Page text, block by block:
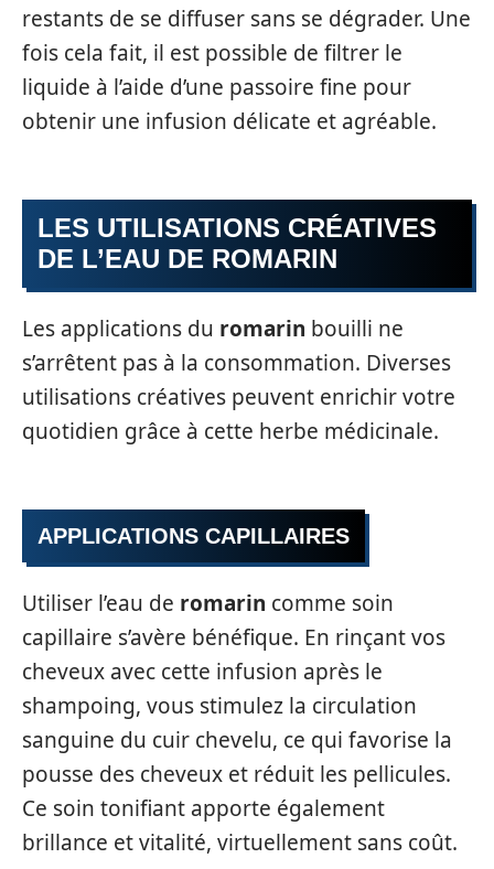
restants de se diffuser sans se dégrader. Une
fois cela fait, il est possible de filtrer le
liquide à l’aide d’une passoire fine pour
obtenir une infusion délicate et agréable.
LES UTILISATIONS CRÉATIVES
DE L’EAU DE ROMARIN
Les applications du romarin bouilli ne
s’arrêtent pas à la consommation. Diverses
utilisations créatives peuvent enrichir votre
quotidien grâce à cette herbe médicinale.
APPLICATIONS CAPILLAIRES
Utiliser l’eau de romarin comme soin
capillaire s’avère bénéfique. En rinçant vos
cheveux avec cette infusion après le
shampoing, vous stimulez la circulation
sanguine du cuir chevelu, ce qui favorise la
pousse des cheveux et réduit les pellicules.
Ce soin tonifiant apporte également
brillance et vitalité, virtuellement sans coût.